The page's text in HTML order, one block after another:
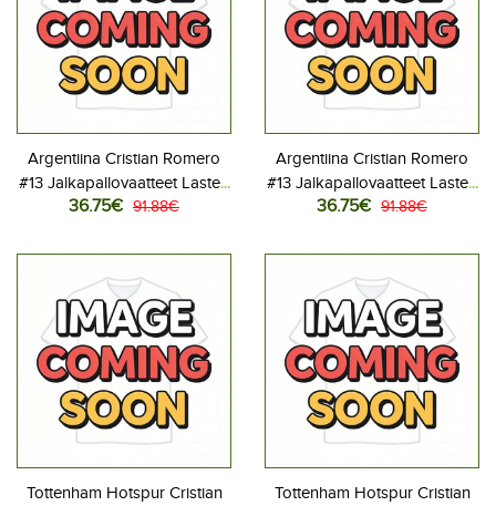
Argentiina Cristian Romero
#13 Jalkapallovaatteet Lasten
Kotipeliasu MM-kisat 2026
housut)
36.75€ 91.88€
Argentiina Cristian Romero
#13 Jalkapallovaatteet Lasten
Vieraspeliasu MM-kisat 2026
housut)
36.75€ 91.88€
Tottenham Hotspur Cristian
Tottenham Hotspur Cristian